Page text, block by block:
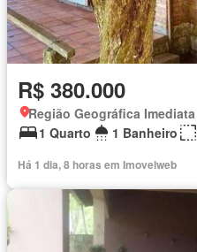
R$ 380.000
1 Quarto
1 Banheiro
Há 1 dia, 8 horas em Imovelweb